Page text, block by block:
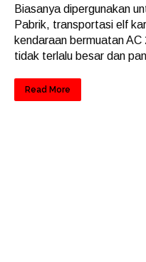
Biasanya dipergunakan
Pabrik, transportasi elf
kendaraan bermuatan
tidak terlalu besar dan
Read More